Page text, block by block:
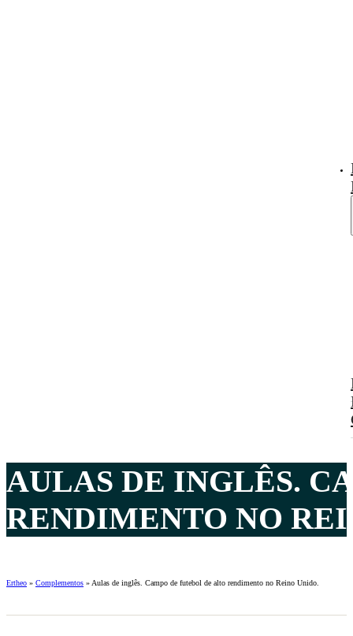
AULAS DE INGLÊS.
RENDIMENTO NO
Ertheo » Complementos » Aulas de inglês. Campo de futebol de alto rendimento no Reino Unido.